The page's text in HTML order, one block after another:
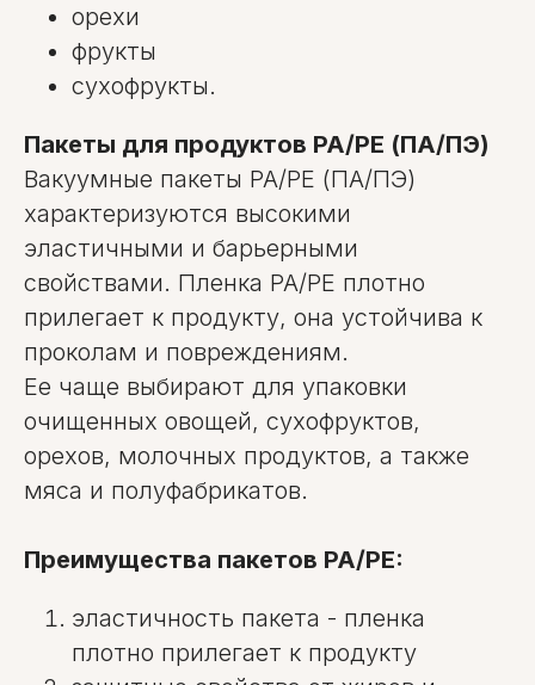
орехи
фрукты
сухофрукты.
Пакеты для продуктов PA/PE (ПА/ПЭ)
Вакуумные пакеты PA/PE (ПА/ПЭ)
характеризуются высокими
эластичными и барьерными
свойствами. Пленка PA/PE плотно
прилегает к продукту, она устойчива к
проколам и повреждениям.
Ее чаще выбирают для упаковки
очищенных овощей, сухофруктов,
орехов, молочных продуктов, а также
мяса и полуфабрикатов.
Преимущества пакетов PA/PE:
эластичность пакета - пленка
плотно прилегает к продукту
YouTube
Instagram
Блог
Вопросы
О компании
Политика конфиденциальности
Договор оферты
Рейтинг 4,9 на основании
Общество с ограниченной ответственностью "Ом-сервис"
223054, Минский район, а/г Острошицкий городок,
ул.Ленина, д1/3 кабинет 3-1-31
Минский райисполком на основании решения от
Банковские реквизиты: УНП 691 756 477, Р/с
BY81UNBS30121372800040000933, Банк ЗАО "БСБ Банк",
пр. Победителей, д23, корпус4, 220 004, г. Минск, код
UNBSBY2X